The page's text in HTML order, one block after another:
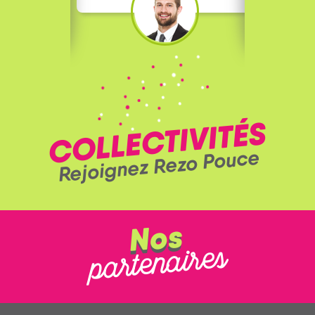
COLLECTIVITÉS
Rejoignez Rezo Pouce
Nos
partenaires